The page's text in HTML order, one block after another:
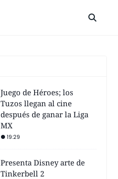
Juego de Héroes; los
Tuzos llegan al cine
después de ganar la Liga
MX
19:29
Presenta Disney arte de
Tinkerbell 2